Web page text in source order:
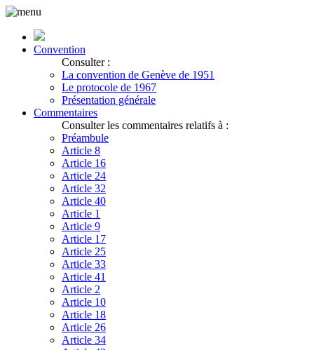
Convention
Consulter :
La convention de Genève de 1951
Le protocole de 1967
Présentation générale
Commentaires
Consulter les commentaires relatifs à :
Préambule
Article 8
Article 16
Article 24
Article 32
Article 40
Article 1
Article 9
Article 17
Article 25
Article 33
Article 41
Article 2
Article 10
Article 18
Article 26
Article 34